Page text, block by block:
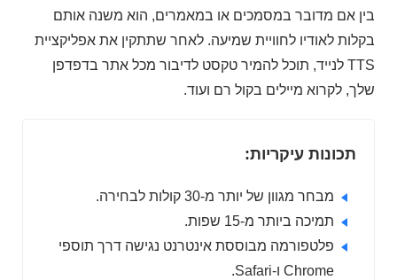
בין אם מדובר במסמכים או במאמרים, הוא משנה אותם
בקלות לאודיו לחוויית שמיעה. לאחר שתתקין את אפליקציית
TTS לנייד, תוכל להמיר טקסט לדיבור מכל אתר בדפדפן
שלך, לקרוא מיילים בקול רם ועוד.
תכונות עיקריות:
מבחר מגוון של יותר מ-30 קולות לבחירה.
תמיכה ביותר מ-15 שפות.
פלטפורמה מבוססת אינטרנט נגישה דרך תוספי
Chrome ו-Safari.